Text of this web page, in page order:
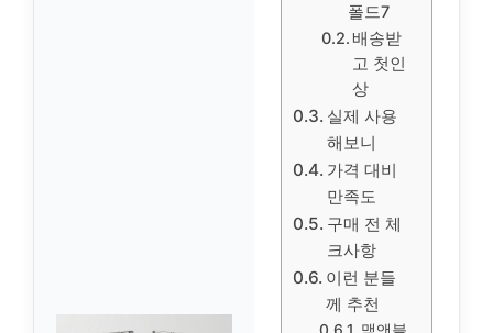
폴드7
배송받
고 첫인
상
실제 사용
해보니
가격 대비
만족도
구매 전 체
크사항
이런 분들
께 추천
맥앤블